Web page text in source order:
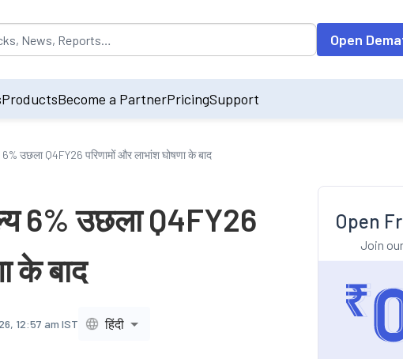
populated by default on accessing the input field. On entering data into
Open
ProductsBecome a PartnerPricingSupport
उछला Q4FY26 परिणामों और लाभांश घोषणा के बाद
6% उछला Q4FY26
के बाद
12:57 am IST हिंदी
Open
Join